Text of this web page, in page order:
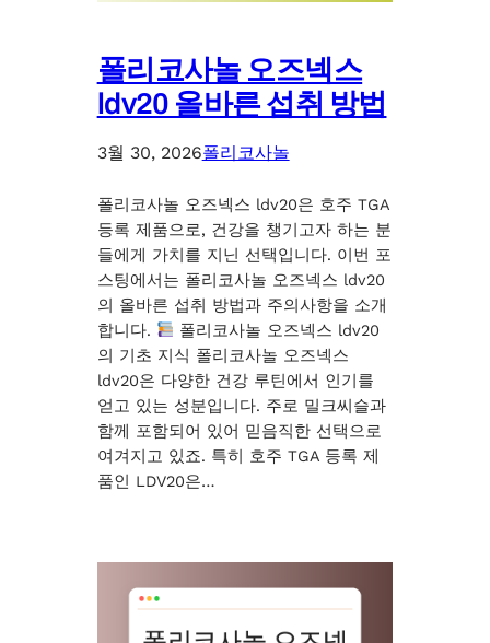
폴리코사놀 오즈넥스
ldv20 올바른 섭취 방법
3월 30, 2026폴리코사놀
폴리코사놀 오즈넥스 ldv20은 호주 TGA
등록 제품으로, 건강을 챙기고자 하는 분
들에게 가치를 지닌 선택입니다. 이번 포
스팅에서는 폴리코사놀 오즈넥스 ldv20
의 올바른 섭취 방법과 주의사항을 소개
합니다.
폴리코사놀 오즈넥스 ldv20
의 기초 지식 폴리코사놀 오즈넥스
ldv20은 다양한 건강 루틴에서 인기를
얻고 있는 성분입니다. 주로 밀크씨슬과
함께 포함되어 있어 믿음직한 선택으로
여겨지고 있죠. 특히 호주 TGA 등록 제
품인 LDV20은…